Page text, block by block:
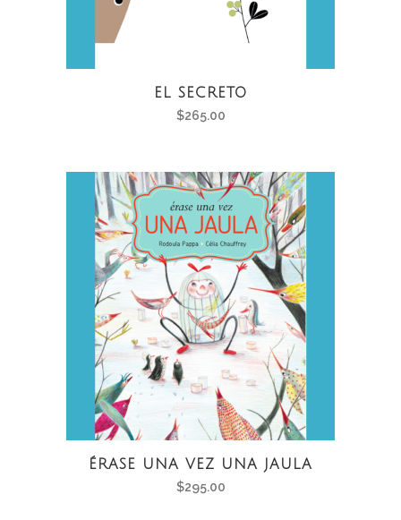
EL SECRETO
$265.00
ÉRASE UNA VEZ UNA JAULA
$295.00